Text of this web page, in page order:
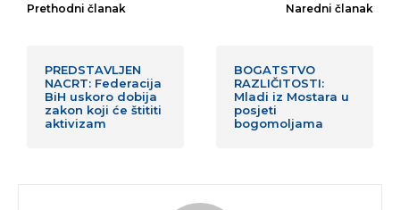
Prethodni članak
PREDSTAVLJEN
NACRT: Federacija
BiH uskoro dobija
zakon koji će štititi
aktivizam
Naredni članak
BOGATSTVO
RAZLIČITOSTI:
Mladi iz Mostara u
posjeti
bogomoljama